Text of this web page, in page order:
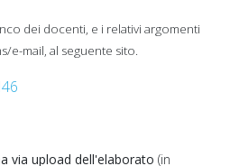
dei docenti, e i relativi argomenti
e-mail, al seguente sito.
via upload dell'elaborato (in